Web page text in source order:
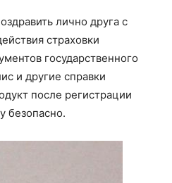
ISM
лично друга с
страховки
государственного
и другие справки
после регистрации
безопасно.